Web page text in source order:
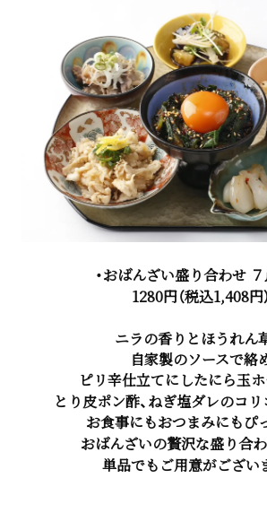
・おばんざい盛り合わせ
1280円（税込1,408円
ニラの香りとほうれん
自家製のソースで絡
ピリ辛仕立てにしたにら玉
とり皮ポン酢、ねぎ塩ダレのコ
お食事にもおつまみにもぴ
おばんざいの贅沢な盛り合わ
単品でもご用意がござい